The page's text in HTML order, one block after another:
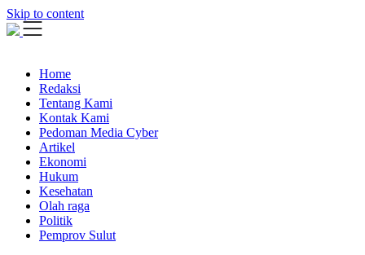
Skip to content
Home
Redaksi
Tentang Kami
Kontak Kami
Pedoman Media Cyber
Artikel
Ekonomi
Hukum
Kesehatan
Olah raga
Politik
Pemprov Sulut